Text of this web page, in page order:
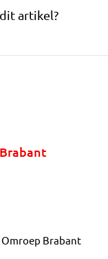
artikel?
Brabant